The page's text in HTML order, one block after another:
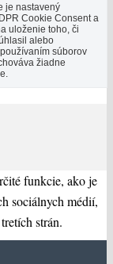
je nastavený
Cookie Consent a
uloženie toho, či
alebo
súborov
žiadne
funkcie, ako je
sociálnych médií,
strán.